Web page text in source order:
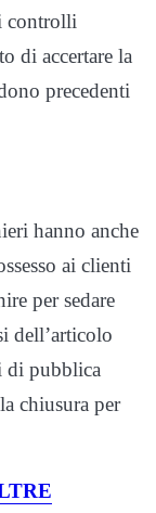
controlli
di accertare la
precedenti
hanno anche
ai clienti
per sedare
dell’articolo
di pubblica
chiusura per